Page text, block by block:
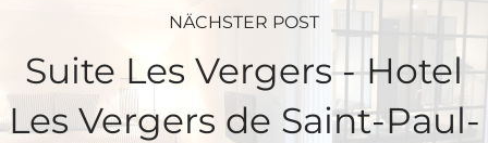
NÄCHSTER POST
Suite Les Vergers - Hotel
Les Vergers de Saint-Paul-